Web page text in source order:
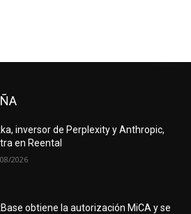
inversor de Perplexity y Anthropic,
en Reental
2026
obtiene la autorización MiCA y se